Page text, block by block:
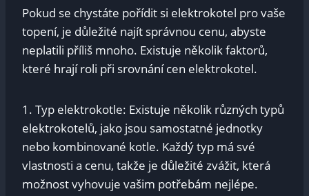
Pokud se chystáte pořídit si elektrokotel pro vaše
topení, je důležité najít správnou cenu, abyste
neplatili příliš mnoho. Existuje několik faktorů,
které hrají roli při srovnání cen elektrokotel.
1. Typ elektrokotle: Existuje několik různých typů
elektrokotelů, jako jsou samostatné jednotky
nebo kombinované kotle. Každý typ má své
vlastnosti a cenu, takže je důležité zvážit, která
možnost vyhovuje vašim potřebám nejlépe.